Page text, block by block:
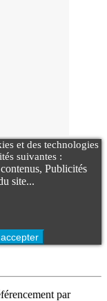
et des technologies
suivantes :
Publicités
site...
par